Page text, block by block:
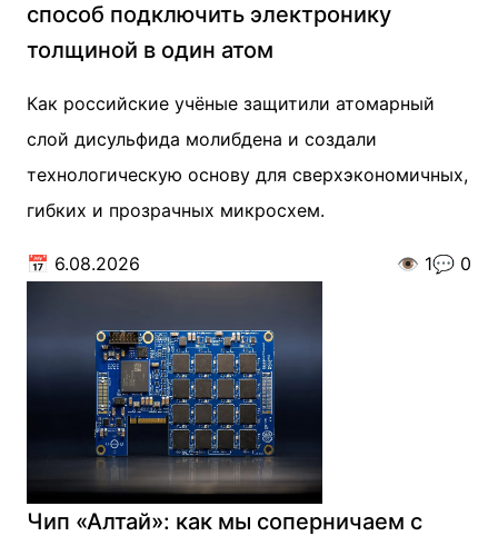
способ подключить электронику
толщиной в один атом
Как российские учёные защитили атомарный
слой дисульфида молибдена и создали
технологическую основу для сверхэкономичных,
гибких и прозрачных микросхем.
📅 6.08.2026 👁️ 1💬 0
Чип «Алтай»: как мы соперничаем с